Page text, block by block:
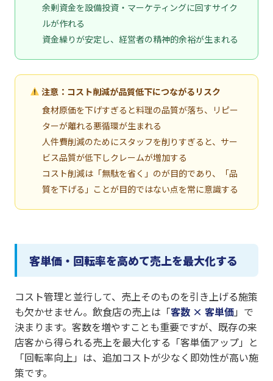
余剰資金を設備投資・マーケティングに回すサイク
ルが作れる
資金繰りが安定し、経営者の精神的余裕が生まれる
注意：コスト削減が品質低下につながるリスク
食材原価を下げすぎると料理の品質が落ち、リピー
ターが離れる悪循環が生まれる
人件費削減のためにスタッフを削りすぎると、サー
ビス品質が低下しクレームが増加する
コスト削減は「無駄を省く」のが目的であり、「品
質を下げる」ことが目的ではない点を常に意識する
客単価・回転率を高めて売上を最大化する
コスト管理と並行して、売上そのものを引き上げる施策
も欠かせません。飲食店の売上は「客数 × 客単価」で
決まります。客数を増やすことも重要ですが、既存の来
店客から得られる売上を最大化する「客単価アップ」と
「回転率向上」は、追加コストが少なく即効性が高い施
策です。